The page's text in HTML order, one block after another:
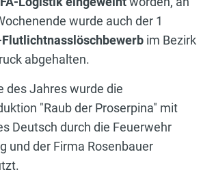
wurde auch der 1
im Bezirk
abgehalten.
des Jahres wurde die
"Raub der Proserpina" mit
Deutsch durch die Feuerwehr
und der Firma Rosenbauer